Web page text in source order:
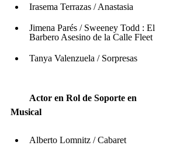
Irasema Terrazas / Anastasia
Jimena Parés / Sweeney Todd : El
Barbero Asesino de la Calle Fleet
Tanya Valenzuela / Sorpresas
Actor en Rol de Soporte en
Musical
Alberto Lomnitz / Cabaret